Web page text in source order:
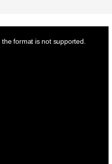
format is not supported.